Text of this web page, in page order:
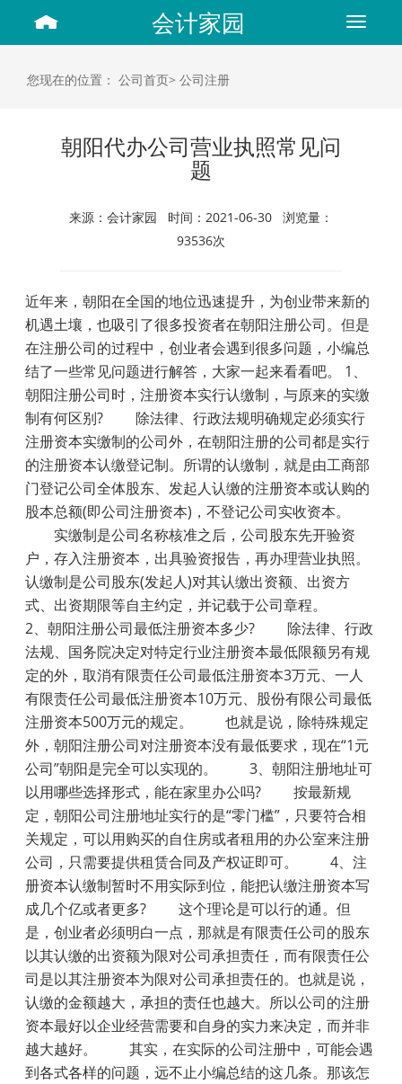
Toggle
会计家园
您现在的位置： 公司首页> 公司注册
朝阳代办公司营业执照常见问
题
来源：会计家园 时间：2021-06-30 浏览量：
93536次
近年来，朝阳在全国的地位迅速提升，为创业带来新的
机遇土壤，也吸引了很多投资者在朝阳注册公司。但是
在注册公司的过程中，创业者会遇到很多问题，小编总
结了一些常见问题进行解答，大家一起来看看吧。 1、
朝阳注册公司时，注册资本实行认缴制，与原来的实缴
制有何区别? 除法律、行政法规明确规定必须实行
注册资本实缴制的公司外，在朝阳注册的公司都是实行
的注册资本认缴登记制。所谓的认缴制，就是由工商部
门登记公司全体股东、发起人认缴的注册资本或认购的
股本总额(即公司注册资本)，不登记公司实收资本。
实缴制是公司名称核准之后，公司股东先开验资
户，存入注册资本，出具验资报告，再办理营业执照。
认缴制是公司股东(发起人)对其认缴出资额、出资方
式、出资期限等自主约定，并记载于公司章程。
2、朝阳注册公司最低注册资本多少? 除法律、行政
法规、国务院决定对特定行业注册资本最低限额另有规
定的外，取消有限责任公司最低注册资本3万元、一人
有限责任公司最低注册资本10万元、股份有限公司最低
注册资本500万元的规定。 也就是说，除特殊规定
外，朝阳注册公司对注册资本没有最低要求，现在“1元
公司”朝阳是完全可以实现的。 3、朝阳注册地址可
以用哪些选择形式，能在家里办公吗? 按最新规
定，朝阳公司注册地址实行的是“零门槛”，只要符合相
关规定，可以用购买的自住房或者租用的办公室来注册
公司，只需要提供租赁合同及产权证即可。 4、注
册资本认缴制暂时不用实际到位，能把认缴注册资本写
成几个亿或者更多? 这个理论是可以行的通。但
是，创业者必须明白一点，那就是有限责任公司的股东
以其认缴的出资额为限对公司承担责任，而有限责任公
司是以其注册资本为限对公司承担责任的。也就是说，
认缴的金额越大，承担的责任也越大。所以公司的注册
资本最好以企业经营需要和自身的实力来决定，而并非
越大越好。 其实，在实际的公司注册中，可能会遇
到各式各样的问题，远不止小编总结的这几条。那该怎